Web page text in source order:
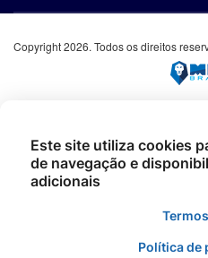
Copyright 2026. Todos os direitos
Este site utiliza cookies
de navegação e
adicionais
Política de